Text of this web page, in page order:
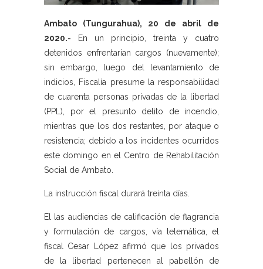
Ambato (Tungurahua), 20 de abril de
2020.- En un principio, treinta y cuatro
detenidos enfrentarían cargos (nuevamente);
sin embargo, luego del levantamiento de
indicios, Fiscalía presume la responsabilidad
de cuarenta personas privadas de la libertad
(PPL), por el presunto delito de incendio,
mientras que los dos restantes, por ataque o
resistencia; debido a los incidentes ocurridos
este domingo en el Centro de Rehabilitación
Social de Ambato.
La instrucción fiscal durará treinta días.
El las audiencias de calificación de flagrancia
y formulación de cargos, vía telemática, el
fiscal Cesar López afirmó que los privados
de la libertad pertenecen al pabellón de